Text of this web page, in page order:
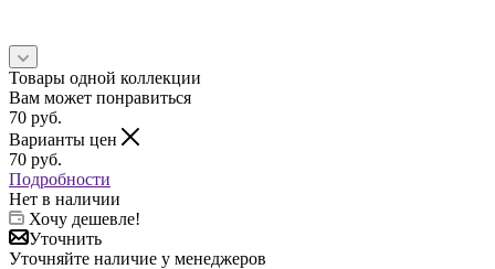
Товары одной коллекции
Вам может понравиться
70 руб.
Варианты цен
70 руб.
Подробности
Нет в наличии
Хочу дешевле!
Уточнить
Уточняйте наличие у менеджеров